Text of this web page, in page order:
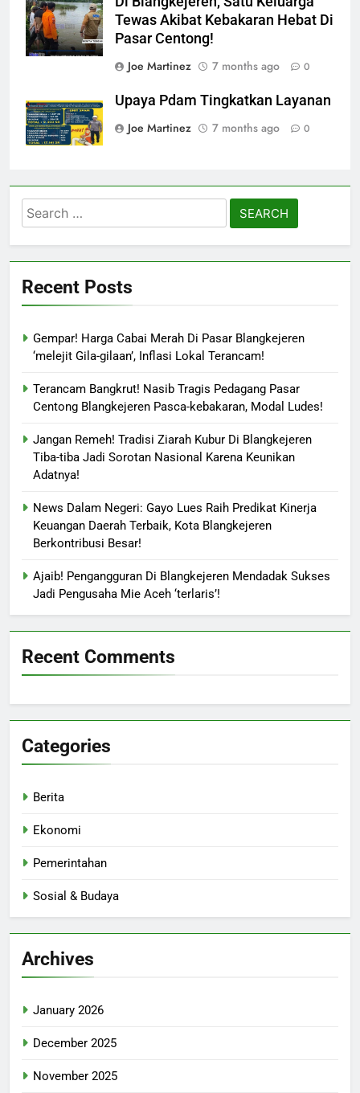
Tewas Akibat Kebakaran Hebat Di
Pasar Centong!
Joe Martinez
7 months ago 0
Upaya Pdam Tingkatkan Layanan
Joe Martinez
7 months ago 0
Search
for:
Recent Posts
Gempar! Harga Cabai Merah Di Pasar Blangkejeren
‘melejit Gila-gilaan’, Inflasi Lokal Terancam!
Terancam Bangkrut! Nasib Tragis Pedagang Pasar
Centong Blangkejeren Pasca-kebakaran, Modal Ludes!
Jangan Remeh! Tradisi Ziarah Kubur Di Blangkejeren
Tiba-tiba Jadi Sorotan Nasional Karena Keunikan
Adatnya!
News Dalam Negeri: Gayo Lues Raih Predikat Kinerja
Keuangan Daerah Terbaik, Kota Blangkejeren
Berkontribusi Besar!
Ajaib! Pengangguran Di Blangkejeren Mendadak Sukses
Jadi Pengusaha Mie Aceh ‘terlaris’!
Recent Comments
Categories
Berita
Ekonomi
Pemerintahan
Sosial & Budaya
Archives
January 2026
December 2025
November 2025